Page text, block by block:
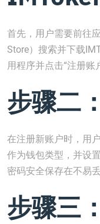
首先，用户需要前往
Store）搜索并下载
用程序并点击“注册账
步骤二
在注册新账户时，用
作为钱包类型，并设
密码安全保存在不易
步骤三